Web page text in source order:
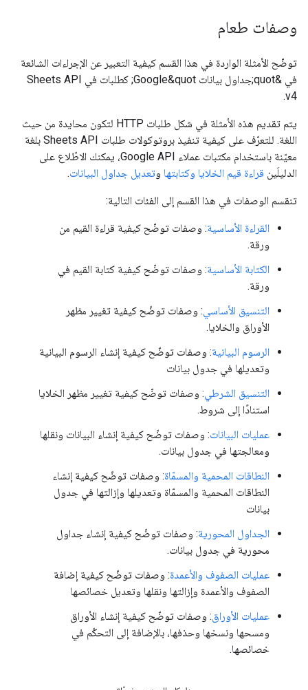
وصفات طعام
توضّح الأمثلة الواردة في هذا القسم كيفية التعبير عن الإجراءات الشائعة
في &quot;جداول بيانات Google&quot; كطلبات في Sheets API
v4.
يتم تقديم هذه الأمثلة في شكل طلبات HTTP لتكون محايدة من حيث
اللغة. للتعرّف على كيفية تنفيذ بروتوكولات طلبات Sheets API بلغة
معيّنة باستخدام مكتبات عملاء Google API، يمكنك الاطّلاع على
الدليلَين قراءة قيم الخلايا وكتابتها وتعديل جداول البيانات.
تنقسم الوصفات في هذا القسم إلى الفئات التالية:
القراءة الأساسية: وصفات توضّح كيفية قراءة القيم من
ورقة.
الكتابة الأساسية: وصفات توضّح كيفية كتابة القيم في
ورقة.
التنسيق الأساسي: وصفات توضّح كيفية تغيير مظهر
الأوراق والخلايا.
الرسوم البيانية: وصفات توضّح كيفية إنشاء الرسوم البيانية
وتعديلها في جدول بيانات
التنسيق الشرطي: وصفات توضّح كيفية تغيير مظهر الخلايا
استنادًا إلى شروط.
عمليات البيانات: وصفات توضّح كيفية إنشاء البيانات ونقلها
ومعالجتها في جدول بيانات.
النطاقات المحمية والمسمّاة: وصفات توضّح كيفية إنشاء
النطاقات المحمية والمسمّاة وتعديلها وإزالتها في جدول
بيانات
الجداول المحورية: وصفات توضّح كيفية إنشاء جداول
محورية في جدول بيانات.
عمليات الصفوف والأعمدة: وصفات توضّح كيفية إضافة
الصفوف والأعمدة وإزالتها ونقلها وتعديل خصائصها
عمليات الأوراق: وصفات توضّح كيفية إنشاء الأوراق
ومسحها ونسخها وحذفها، بالإضافة إلى التحكّم في
خصائصها.